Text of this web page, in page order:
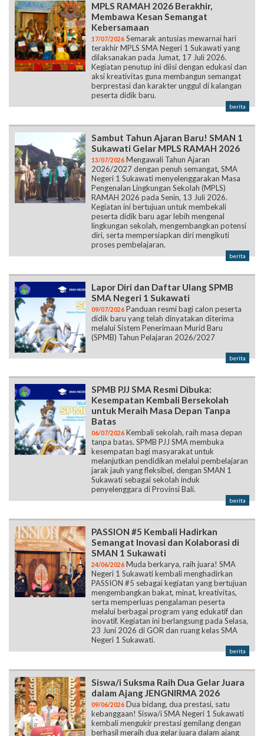
MPLS RAMAH 2026 Berakhir,
Membawa Kesan Semangat
Kebersamaan
17/07/2026 Semarak antusias mewarnai hari
terakhir MPLS SMA Negeri 1 Sukawati yang
dilaksanakan pada Jumat, 17 Juli 2026.
Kegiatan penutup ini diisi dengan edukasi dan
aksi kreativitas guna membangun semangat
berprestasi dan karakter unggul di kalangan
peserta didik baru.
berita
Sambut Tahun Ajaran Baru! SMAN 1
Sukawati Gelar MPLS RAMAH 2026
13/07/2026 Mengawali Tahun Ajaran
2026/2027 dengan penuh semangat, SMA
Negeri 1 Sukawati menyelenggarakan Masa
Pengenalan Lingkungan Sekolah (MPLS)
RAMAH 2026 pada Senin, 13 Juli 2026.
Kegiatan ini bertujuan untuk membekali
peserta didik baru agar lebih mengenal
lingkungan sekolah, mengembangkan potensi
diri, serta mempersiapkan diri mengikuti
proses pembelajaran.
berita
Lapor Diri dan Daftar Ulang SPMB
SMA Negeri 1 Sukawati
09/07/2026 Panduan resmi bagi calon peserta
didik baru yang telah dinyatakan diterima
melalui Sistem Penerimaan Murid Baru
(SPMB) Tahun Pelajaran 2026/2027
berita
SPMB PJJ SMA Resmi Dibuka:
Kesempatan Kembali Bersekolah
untuk Meraih Masa Depan Tanpa
Batas
06/07/2026 Kembali sekolah, raih masa depan
tanpa batas. SPMB PJJ SMA membuka
kesempatan bagi masyarakat untuk
melanjutkan pendidikan melalui pembelajaran
jarak jauh yang fleksibel, dengan SMAN 1
Sukawati sebagai sekolah induk
penyelenggara di Provinsi Bali.
berita
PASSION #5 Kembali Hadirkan
Semangat Inovasi dan Kolaborasi di
SMAN 1 Sukawati
24/06/2026 Muda berkarya, raih juara! SMA
Negeri 1 Sukawati kembali menghadirkan
PASSION #5 sebagai kegiatan yang bertujuan
mengembangkan bakat, minat, kreativitas,
serta memperluas pengalaman peserta
melalui berbagai program yang edukatif dan
inovatif. Kegiatan ini berlangsung pada Selasa,
23 Juni 2026 di GOR dan ruang kelas SMA
Negeri 1 Sukawati.
berita
Siswa/i Suksma Raih Dua Gelar Juara
dalam Ajang JENGNIRMA 2026
09/06/2026 Dua bidang, dua prestasi, satu
kebanggaan! Siswa/i SMA Negeri 1 Sukawati
kembali mengukir prestasi gemilang dengan
berhasil meraih dua gelar juara dalam ajang